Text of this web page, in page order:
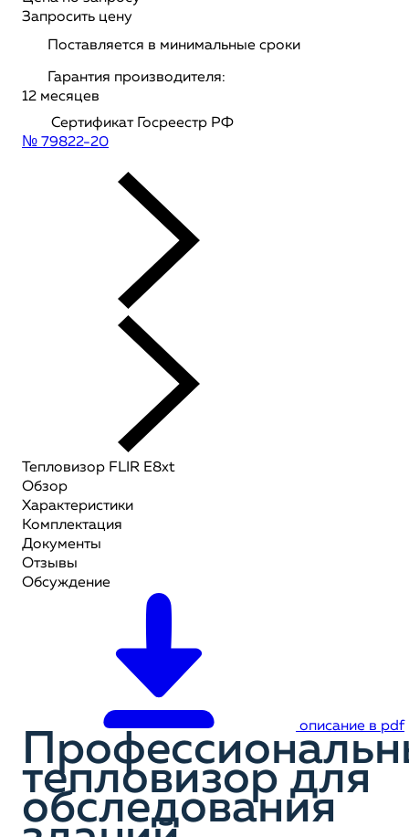
Запросить цену
Поставляется в минимальные сроки
Гарантия производителя:
12 месяцев
Сертификат Госреестр РФ
№ 79822-20
Тепловизор FLIR E8xt
Обзор
Характеристики
Комплектация
Документы
Отзывы
Обсуждение
описание в pdf
тепловизор для
обследования